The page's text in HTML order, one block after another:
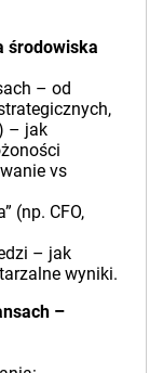
środowiska
– od
– jak
vs
(np. CFO,
– jak
wyniki.
–